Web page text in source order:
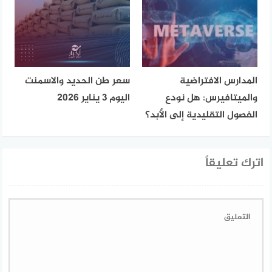
المدارس الافتراضية
والميتافيرس: هل نودع
الفصول التقليدية إلى الأبد؟
سعر طن الحديد والاسمنت
اليوم 3 يناير 2026
اترك تعليقاً